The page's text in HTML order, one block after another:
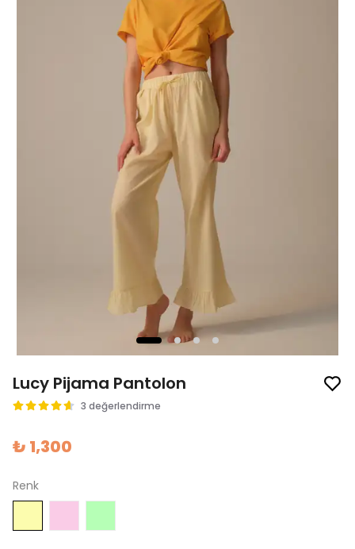
Lucy Pijama Pantolon
3 değerlendirme
₺ 1,300
Renk